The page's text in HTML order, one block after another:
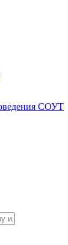
СОУТ